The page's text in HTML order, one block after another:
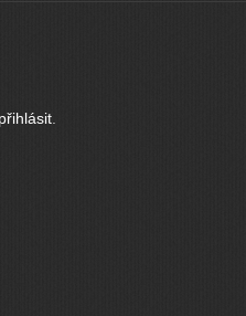
přihlásit